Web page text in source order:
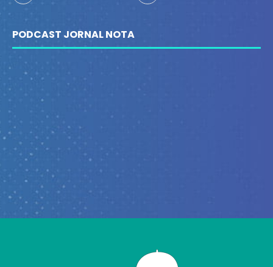
PODCAST JORNAL NOTA